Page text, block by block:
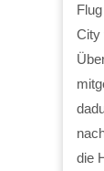
City
die